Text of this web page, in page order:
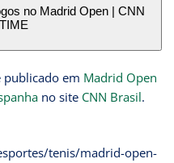
no Madrid Open | CNN
publicado em Madrid Open
no site CNN Brasil.
tenis/madrid-open-